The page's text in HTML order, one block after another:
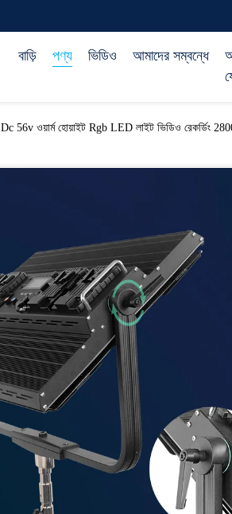
বাড়ি পণ্য ভিডিও আমাদের সম্বন্ধে
Dc 56v ওয়ার্ম হোয়াইট Rgb LED লাইট ভিডিও রেকর্ডিং